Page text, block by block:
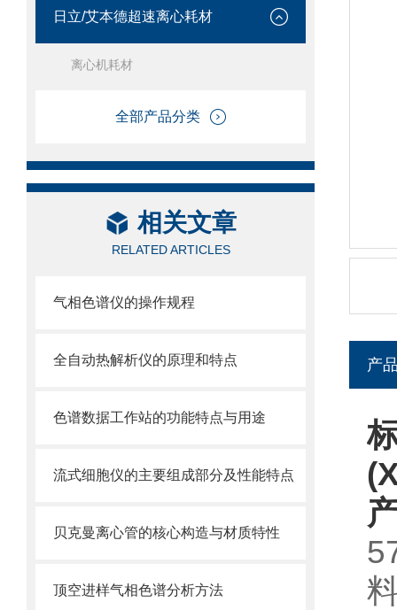
日立/艾本德超速离心耗材
离心机耗材
全部产品分类
相关文章
RELATED ARTICLES
气相色谱仪的操作规程
全自动热解析仪的原理和特点
色谱数据工作站的功能特点与用途
流式细胞仪的主要组成部分及性能特点
贝克曼离心管的核心构造与材质特性
顶空进样气相色谱分析方法
产